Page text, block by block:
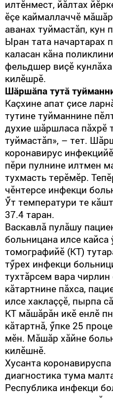
илтӗнмест, йăлтах
ӗçе каймаллаччӗ
аванах туймастăп, кун
Ыран тата начартарах
каласан кăна
фельдшер виçӗ
килӗшрӗ.
Шăршăпа тутă
Каçхине апат çисе
тутине туйманнине
духие шăршласа пăхрӗ
туймастăп», – тет.
коронавирус
пӗри пулнине илтмен
тухмасть терӗмӗр.
чӗнтерсе инфекци
Ӳт температури те
37.4 таран.
Васкавлă пулăшу
больницана илсе
томографийӗ (КТ)
тӳрех инфекци
тухтăрсем вара
кăтартнине пăхса,
илсе хаклаççӗ, пырпа
КТ мăшăрăн икӗ енлӗ
кăтартнă, ӳпке 25
мӗн. Мăшăр хăйне
килӗшнӗ.
Хусанта
диагностика тума
Республика инфекци